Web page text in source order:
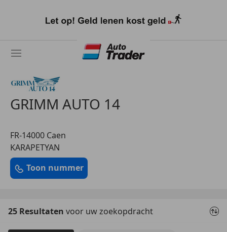
naar
GRIMM AUTO 14
FR-14000 Caen
KARAPETYAN
Toon nummer
25 Resultaten voor uw zoekopdracht